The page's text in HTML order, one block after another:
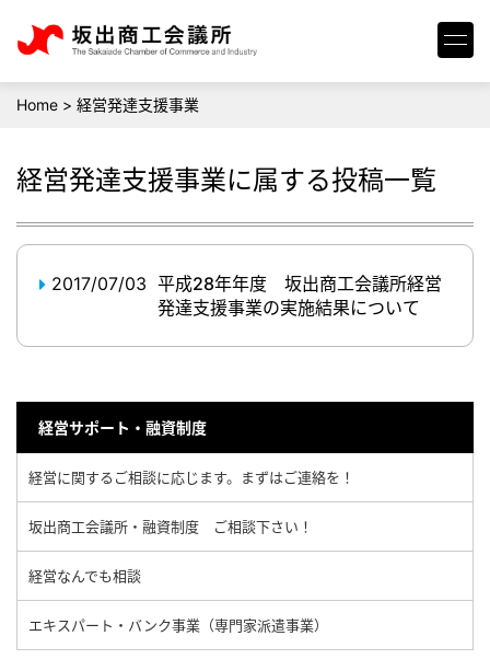
Home > 経営発達支援事業
経営発達支援事業に属する投稿一覧
2017/07/03 平成28年年度 坂出商工会議所経営
発達支援事業の実施結果について
経営サポート・融資制度
経営に関するご相談に応じます。まずはご連絡を！
坂出商工会議所・融資制度 ご相談下さい！
経営なんでも相談
エキスパート・バンク事業（専門家派遣事業）